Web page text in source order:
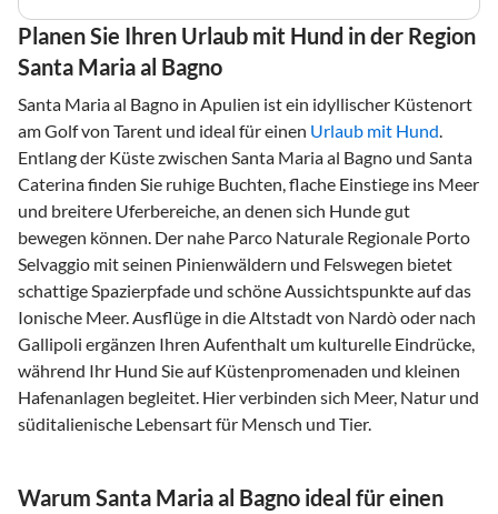
Planen Sie Ihren Urlaub mit Hund in der Region
Santa Maria al Bagno
Santa Maria al Bagno in Apulien ist ein idyllischer Küstenort
am Golf von Tarent und ideal für einen Urlaub mit Hund.
Entlang der Küste zwischen Santa Maria al Bagno und Santa
Caterina finden Sie ruhige Buchten, flache Einstiege ins Meer
und breitere Uferbereiche, an denen sich Hunde gut
bewegen können. Der nahe Parco Naturale Regionale Porto
Selvaggio mit seinen Pinienwäldern und Felswegen bietet
schattige Spazierpfade und schöne Aussichtspunkte auf das
Ionische Meer. Ausflüge in die Altstadt von Nardò oder nach
Gallipoli ergänzen Ihren Aufenthalt um kulturelle Eindrücke,
während Ihr Hund Sie auf Küstenpromenaden und kleinen
Hafenanlagen begleitet. Hier verbinden sich Meer, Natur und
süditalienische Lebensart für Mensch und Tier.
Warum Santa Maria al Bagno ideal für einen